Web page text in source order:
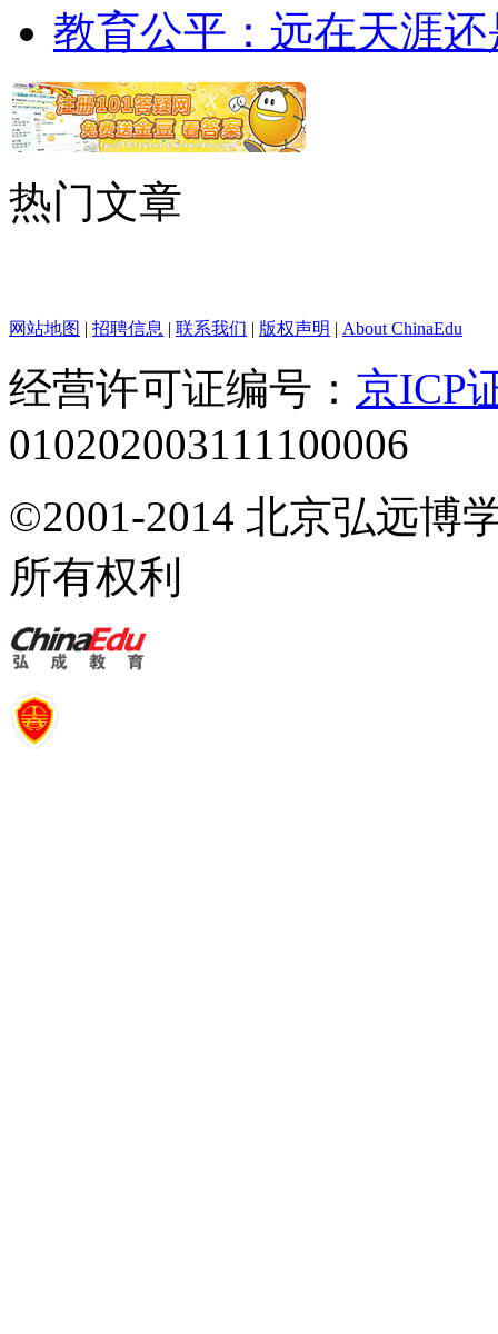
教育公平：远在天涯
热门文章
网站地图 | 招聘信息 | 联系我们 | 版权声明 | About ChinaEdu
经营许可证编号： 京ICP
010202003111100006
©2001-2014 北京弘远博
所有权利